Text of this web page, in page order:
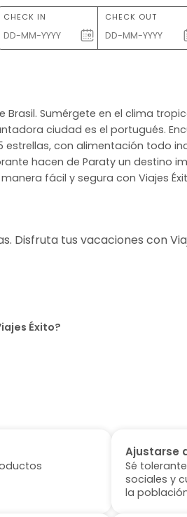
CHECK IN CHECK OUT
Sumérgete en el clima
ciudad es el portugués.
con alimentación todo
hacen de Paraty un destino
fácil y segura con Viajes
Disfruta tus vacaciones con
Éxito?
Ajustarse
Sé
sociales y
la